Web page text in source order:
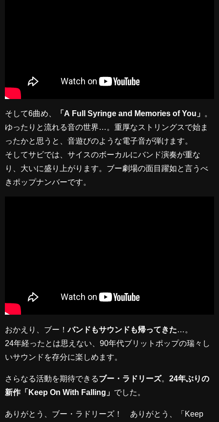
そして6曲め、 「A Full Syringe and Memories of You」
。
ゆったりと流れる音の世界…。重厚なストリングスで始ま
ったかと思うと、音遊びのような電子音が弾けます。
そしてサビでは、サイスのボーカルにバンド演奏が重な
り、大いに盛り上がります。ブー劇場の面目躍如と言うべ
きポップナンバーです。
おかえり、ブー！ バンドもサウンドも帰ってきた
24年経ったとは思えない、90年代ブリットポップの瑞々し
いサウンドを存分に楽しめます。
さらなる活動を期待できるブー・ラドリーズ。 24年ぶりの
新作「Keep On With Falling」 でした。
ありがとう、ブー・ラドリーズ！ ありがとう、「Keep